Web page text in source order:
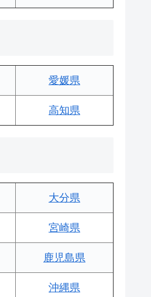
愛媛県
高知県
大分県
宮崎県
鹿児島県
沖縄県